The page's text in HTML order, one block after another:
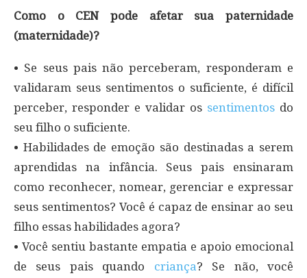
Como o CEN pode afetar sua paternidade
(maternidade)?
• Se seus pais não perceberam, responderam e
validaram seus sentimentos o suficiente, é difícil
perceber, responder e validar os sentimentos do
seu filho o suficiente.
• Habilidades de emoção são destinadas a serem
aprendidas na infância. Seus pais ensinaram
como reconhecer, nomear, gerenciar e expressar
seus sentimentos? Você é capaz de ensinar ao seu
filho essas habilidades agora?
• Você sentiu bastante empatia e apoio emocional
de seus pais quando criança? Se não, você